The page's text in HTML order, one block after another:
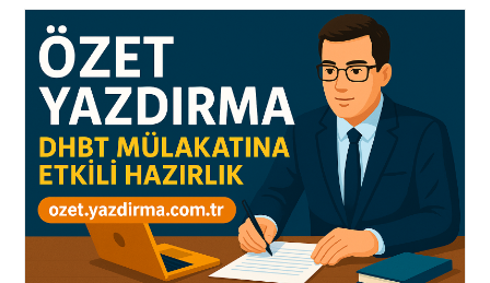
Sitesi
Başarı
Destek